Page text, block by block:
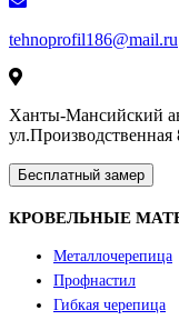
tehnoprofil186@mail.ru
Ханты-Мансийский
ул.Производственная
Бесплатный замер
КРОВЕЛЬНЫЕ
Металлочерепица
Профнастил
Гибкая черепица